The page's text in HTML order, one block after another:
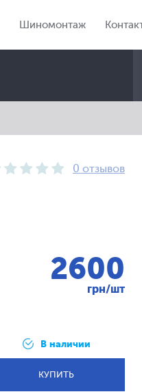
Шиномонтаж
0 отзывов
2600
грн/шт
В наличии
КУПИТЬ